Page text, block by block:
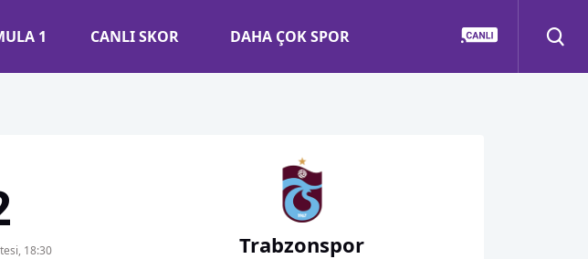
1 CANLI SKOR DAHA ÇOK SPOR
18:30 Trabzonspor